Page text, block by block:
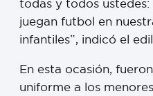
todas y todos
juegan futbol en
infantiles”, indicó el
En esta ocasión,
uniforme a los